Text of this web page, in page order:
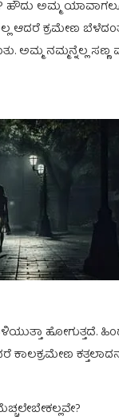
ಹೌದು ಅಮ್ಮ
ಕ್ರಮೇಣ
ನಮ್ಮನ್ನೆಲ್ಲ ಸಣ್ಣ
ಹೋಗುತ್ತದೆ.
ಕಾಲಕ್ರಮೇಣ